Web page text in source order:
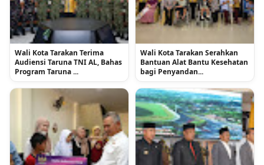
Wali Kota Tarakan Terima
Audiensi Taruna TNI AL, Bahas
Program Taruna ...
Wali Kota Tarakan Serahkan
Bantuan Alat Bantu Kesehatan
bagi Penyandan...